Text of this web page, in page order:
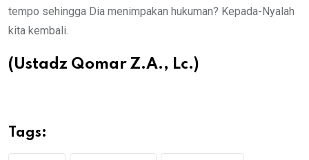
tempo sehingga Dia menimpakan hukuman? Kepada-Nyalah
kita kembali.
(Ustadz Qomar Z.A., Lc.)
Tags: